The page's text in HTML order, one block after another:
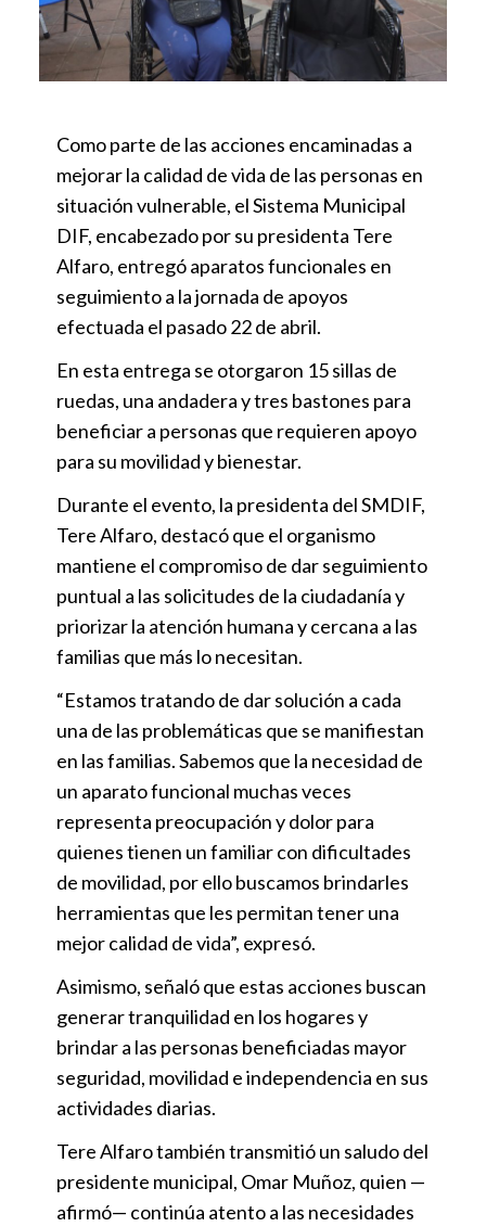
Como parte de las acciones encaminadas a
mejorar la calidad de vida de las personas en
situación vulnerable, el Sistema Municipal
DIF, encabezado por su presidenta Tere
Alfaro, entregó aparatos funcionales en
seguimiento a la jornada de apoyos
efectuada el pasado 22 de abril.
En esta entrega se otorgaron 15 sillas de
ruedas, una andadera y tres bastones para
beneficiar a personas que requieren apoyo
para su movilidad y bienestar.
Durante el evento, la presidenta del SMDIF,
Tere Alfaro, destacó que el organismo
mantiene el compromiso de dar seguimiento
puntual a las solicitudes de la ciudadanía y
priorizar la atención humana y cercana a las
familias que más lo necesitan.
“Estamos tratando de dar solución a cada
una de las problemáticas que se manifiestan
en las familias. Sabemos que la necesidad de
un aparato funcional muchas veces
representa preocupación y dolor para
quienes tienen un familiar con dificultades
de movilidad, por ello buscamos brindarles
herramientas que les permitan tener una
mejor calidad de vida”, expresó.
Asimismo, señaló que estas acciones buscan
generar tranquilidad en los hogares y
brindar a las personas beneficiadas mayor
seguridad, movilidad e independencia en sus
actividades diarias.
Tere Alfaro también transmitió un saludo del
presidente municipal, Omar Muñoz, quien —
afirmó— continúa atento a las necesidades